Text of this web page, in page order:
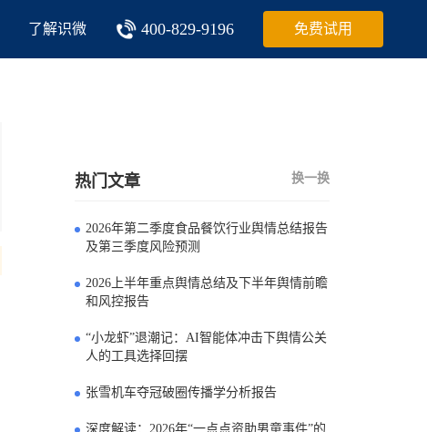
了解识微 400-829-9196 免费试用
热门文章 换一换
2026年第二季度食品餐饮行业舆情总结报告
及第三季度风险预测
2026上半年重点舆情总结及下半年舆情前瞻
和风控报告
“小龙虾”退潮记：AI智能体冲击下舆情公关
人的工具选择回摆
张雪机车夺冠破圈传播学分析报告
深度解读：2026年“一点点资助男童事件”的